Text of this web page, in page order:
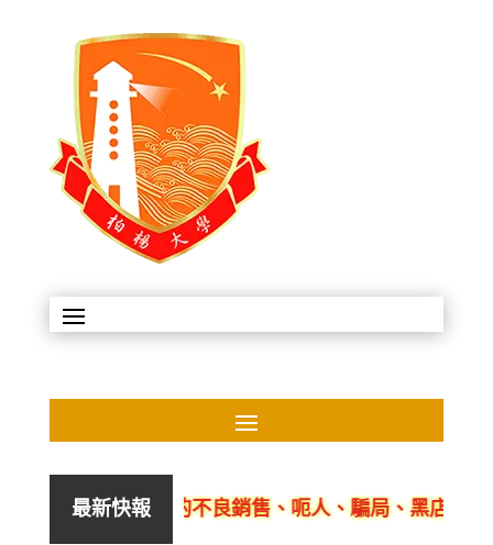
最新快報
美良生館的不良銷售、呃人、騙局、黑店